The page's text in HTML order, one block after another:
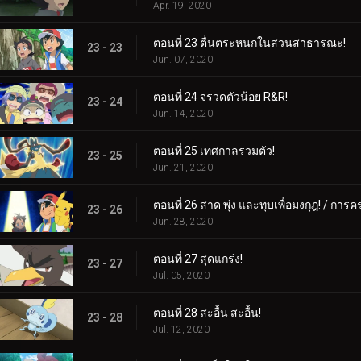
Apr. 19, 2020
23 - 23 ตอนที่ 23 ตื่นตระหนกในสวนสาธารณะ!
Jun. 07, 2020
23 - 24 ตอนที่ 24 จรวดตัวน้อย R&R!
Jun. 14, 2020
23 - 25 ตอนที่ 25 เทศกาลรวมตัว!
Jun. 21, 2020
23 - 26 ตอนที่ 26 สาด พุ่ง และทุบเพื่อมงกุฎ! / การค
Jun. 28, 2020
23 - 27 ตอนที่ 27 สุดแกร่ง!
Jul. 05, 2020
23 - 28 ตอนที่ 28 สะอื้น สะอื้น!
Jul. 12, 2020